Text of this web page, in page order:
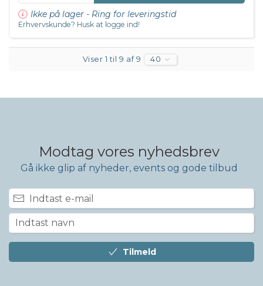
Ikke på lager - Ring for leveringstid
Erhvervskunde? Husk at logge ind!
Viser 1 til 9 af 9 40
Modtag vores nyhedsbrev
Gå ikke glip af nyheder, events og gode tilbud
Tilmeld